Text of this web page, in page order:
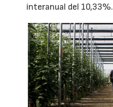
interanual del 10,33%.